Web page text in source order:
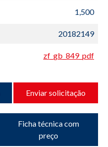
1,500
20182149
zf_gb_849_pdf
Enviar solicitação
Ficha técnica com
preço